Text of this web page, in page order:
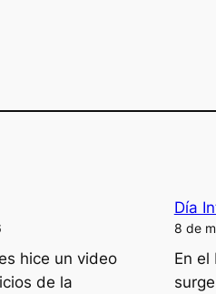
hice un video
de la
Día
8 de
En el